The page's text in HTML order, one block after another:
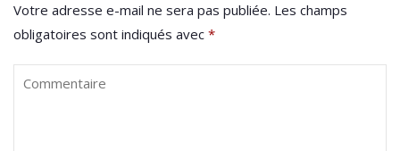
Votre adresse e-mail ne sera pas publiée. Les champs
obligatoires sont indiqués avec *